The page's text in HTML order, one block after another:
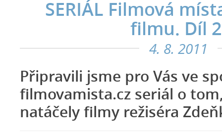
SERIÁL Filmová
filmu. Díl
4. 8. 2011
Připravili jsme pro Vás ve
filmovamista.cz seriál o
natáčely filmy režiséra